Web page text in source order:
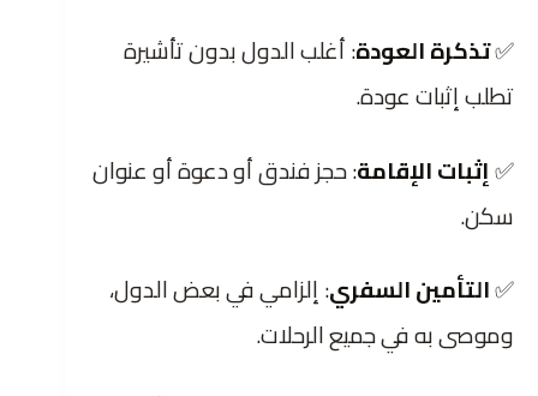
✅تذكرة العودة: أغلب الدول بدون تأشيرة
تطلب إثبات عودة.
✅إثبات الإقامة: حجز فندق أو دعوة أو عنوان
سكن.
✅التأمين السفري: إلزامي في بعض الدول،
وموصى به في جميع الرحلات.